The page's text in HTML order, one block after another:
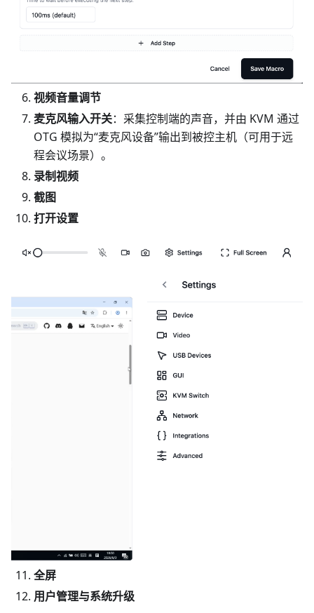
视频音量调节
麦克风输入开关：采集控制端的声音，并由 KVM 通过
OTG 模拟为“麦克风设备”输出到被控主机（可用于远
程会议场景）。
录制视频
截图
打开设置
全屏
用户管理与系统升级